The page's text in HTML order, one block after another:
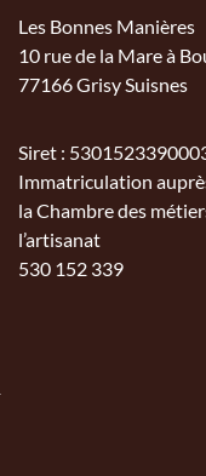
Les Bonnes Manières
10 rue de la Mare à
77166 Grisy Suisnes
Siret :
Immatriculation
la Chambre des
l’artisanat
530 152 339